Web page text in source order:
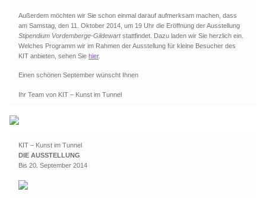
Außerdem möchten wir Sie schon einmal darauf aufmerksam machen, dass
am Samstag, den 11. Oktober 2014, um 19 Uhr die Eröffnung der Ausstellung
Stipendium Vordemberge-Gildewartstattfindet. Dazu laden wir Sie herzlich ein.
Welches Programm wir im Rahmen der Ausstellung für kleine Besucher des
KIT anbieten, sehen Siehier.
Einen schönen September wünscht Ihnen
Ihr Team von KIT – Kunst im Tunnel
KIT – Kunst im Tunnel
DIE AUSSTELLUNG
Bis 20. September 2014